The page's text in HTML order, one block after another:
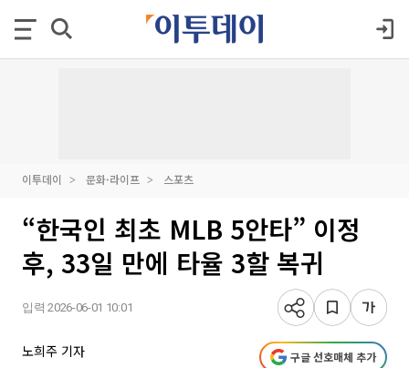
이투데이 문화·라이프 스포츠
“한국인 최초 MLB 5안타” 이정
후, 33일 만에 타율 3할 복귀
입력 2026-06-01 10:01
노희주 기자 구글 선호매체 추가